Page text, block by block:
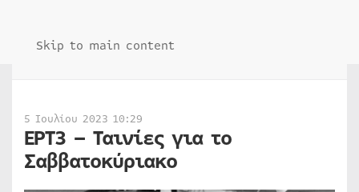
Skip to main content
5 Ιουλίου 2023 10:29
ΕΡΤ3 – Ταινίες για το
Σαββατοκύριακο